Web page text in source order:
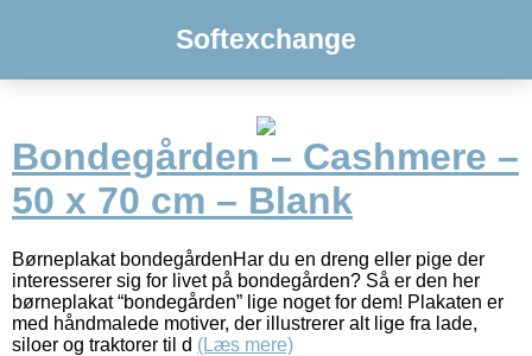
Softexchange
Bondegården – Cashmere –
50 x 70 cm – Blank
Børneplakat bondegårdenHar du en dreng eller pige der
interesserer sig for livet på bondegården? Så er den her
børneplakat “bondegården” lige noget for dem! Plakaten er
med håndmalede motiver, der illustrerer alt lige fra lade,
siloer og traktorer til d (Læs mere)